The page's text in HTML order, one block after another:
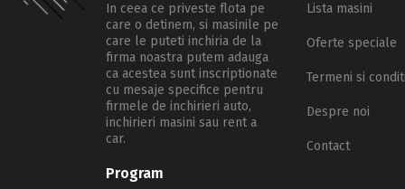
In ceea ce priveste flota pe
care o detinem, si masinile pe
care le puteti inchiria de la
firma noastra putem adauga
ca acestea sunt inscriptionate
cu mesaje specifice pentru
firmele de inchirieri auto,
inchirieri masini sau rent a
car.
Program
Lista masini
Oferte speciale
Termeni si
Despre noi
Contact